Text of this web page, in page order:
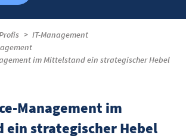
IT-Management
im Mittelstand ein strategischer Hebel
Management im
strategischer Hebel